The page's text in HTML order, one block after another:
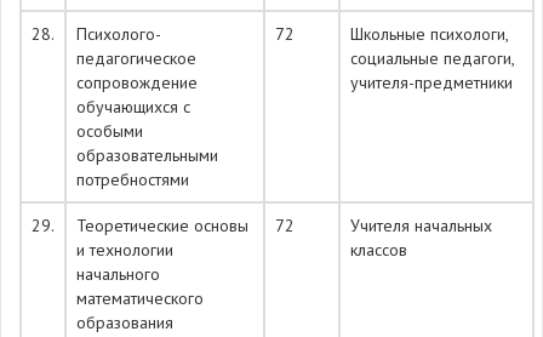
28.
Психолого-
педагогическое
сопровождение
обучающихся с
особыми
образовательными
потребностями
72
Школьные психологи,
социальные педагоги,
учителя-предметники
29.
Теоретические основы
и технологии
начального
математического
образования
72
Учителя начальных
классов